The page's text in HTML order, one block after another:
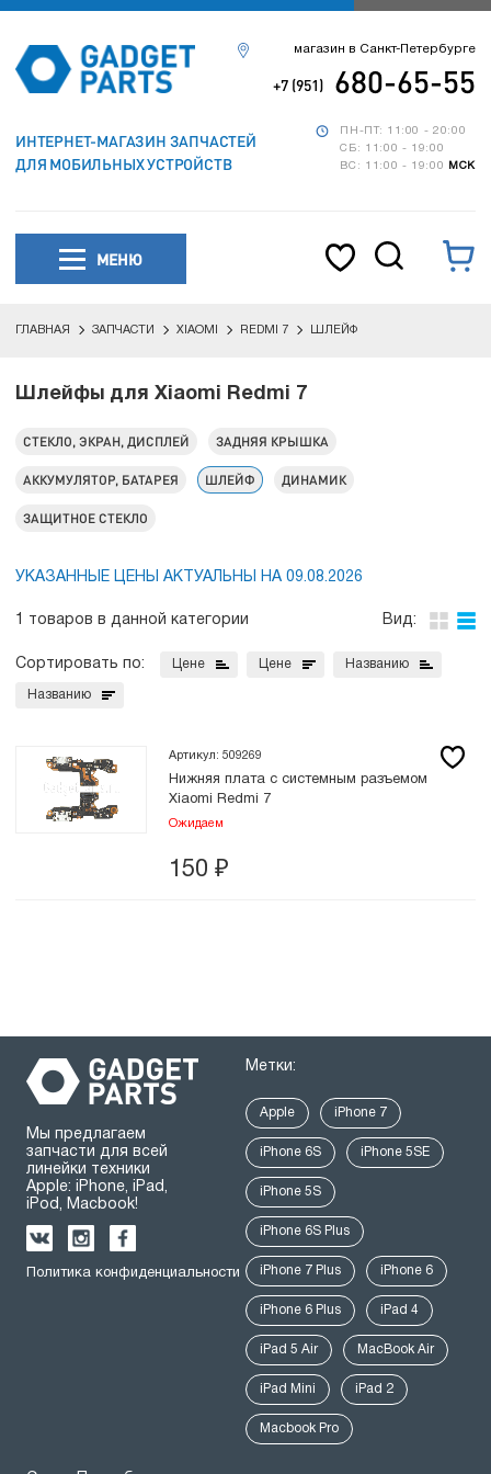
ИНТЕРНЕТ-МАГАЗИН ЗАПЧАСТЕЙ
ДЛЯ МОБИЛЬНЫХ УСТРОЙСТВ
ПН-ПТ: 11:00 - 20:00
СБ: 11:00 - 19:00
ВС: 11:00 - 19:00
МСК
магазин в Санкт-Петербурге
+7 (951) 680-65-55
МЕНЮ
ГЛАВНАЯ ЗАПЧАСТИ XIAOMI REDMI 7 ШЛЕЙФ
Шлейфы для Xiaomi Redmi 7
СТЕКЛО, ЭКРАН, ДИСПЛЕЙ ЗАДНЯЯ КРЫШКА
АККУМУЛЯТОР, БАТАРЕЯ ШЛЕЙФ ДИНАМИК
ЗАЩИТНОЕ СТЕКЛО
УКАЗАННЫЕ ЦЕНЫ АКТУАЛЬНЫ НА 09.08.2026
1 товаров в данной категории Вид:
Сортировать по: Цене Цене Названию
Названию
Артикул: 509269
Нижняя плата с системным разъемом
Xiaomi Redmi 7
Ожидаем
150 ₽
Мы предлагаем
запчасти для всей
линейки техники
Apple: iPhone, iPad,
iPod, Macbook!
Политика конфиденциальности
Метки:
Apple iPhone 7
iPhone 6S iPhone 5SE
iPhone 5S
iPhone 6S Plus
iPhone 7 Plus iPhone 6
iPhone 6 Plus iPad 4
iPad 5 Air MacBook Air
iPad Mini iPad 2
Macbook Pro